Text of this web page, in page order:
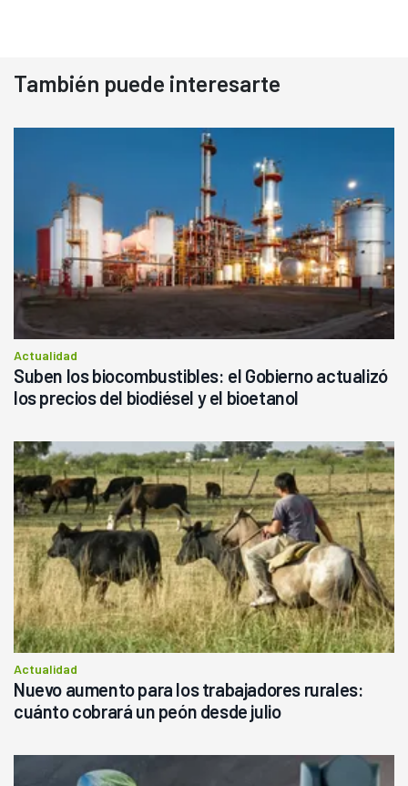
También puede interesarte
Actualidad
Suben los biocombustibles: el Gobierno actualizó
los precios del biodiésel y el bioetanol
Actualidad
Nuevo aumento para los trabajadores rurales:
cuánto cobrará un peón desde julio